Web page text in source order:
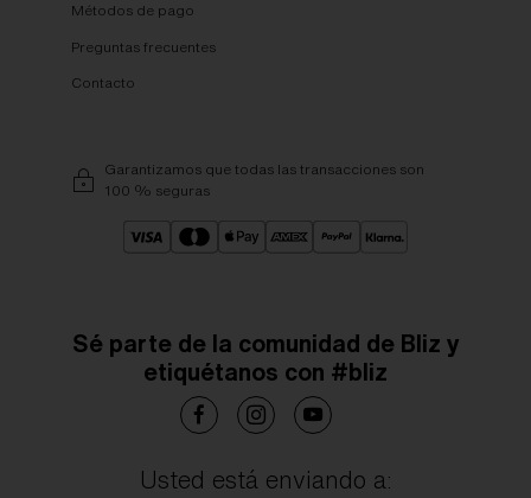
Métodos de pago
Preguntas frecuentes
Contacto
Garantizamos que todas las transacciones son
100 % seguras
Sé parte de la comunidad de Bliz y
etiquétanos con #bliz
Usted está enviando a: